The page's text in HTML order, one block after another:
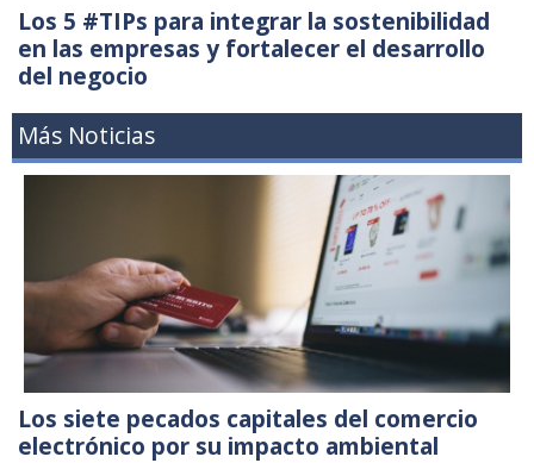
Los 5 #TIPs para integrar la sostenibilidad
en las empresas y fortalecer el desarrollo
del negocio
Más Noticias
Los siete pecados capitales del comercio
electrónico por su impacto ambiental